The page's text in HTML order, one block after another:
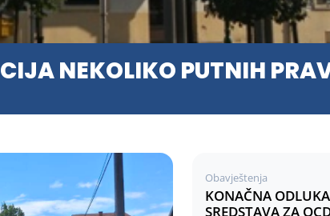
NEKOLIKO PUTNIH
Obavještenja
KONAČNA
SREDSTAVA ZA